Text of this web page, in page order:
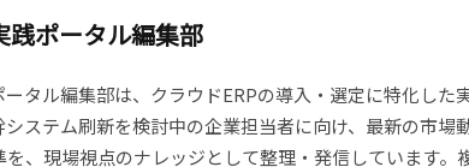
践ポータル編集部
ータル編集部は、クラウドERPの導入・選定に特化した
ステム刷新を検討中の企業担当者に向け、最新の市場
を、現場視点のナレッジとして整理・発信しています。